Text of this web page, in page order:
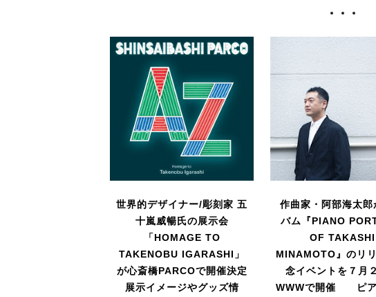
世界的デザイナー/彫刻家 五
十嵐威暢氏の展示会
「HOMAGE TO
TAKENOBU IGARASHI」
が心斎橋PARCOで開催決定
展示イメージやグッズ情
作曲家・阿部海太郎
バム『PIANO
OF TAKASHI
MINAMOTO』のリ
念イベントを７月
WWWで開催 ピア